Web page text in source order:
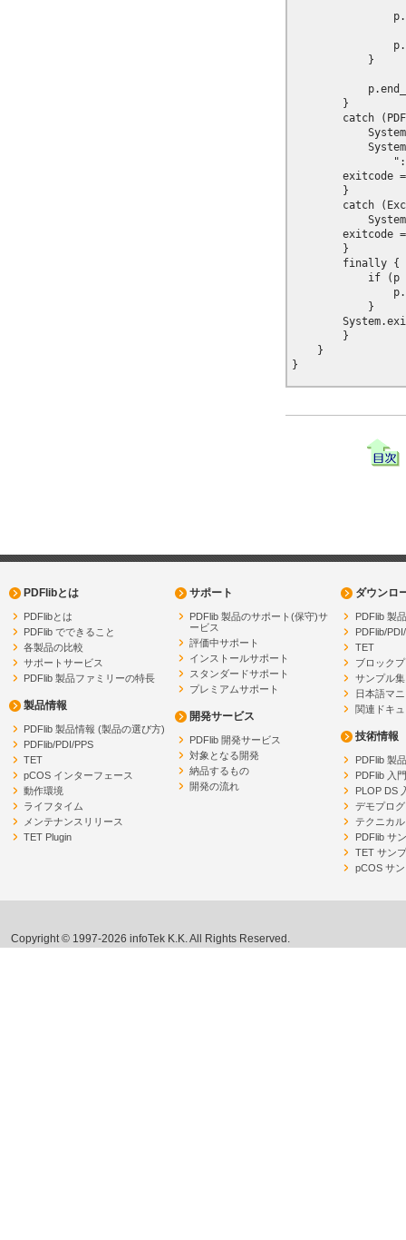
            }
        }
catch
exitcode
        }
catch
exitcode
        }
        finally {
if (p
            }
        }
    }
PDFlibとは
PDFlibとは
PDFlib でできること
各製品の比較
サポートサービス
PDFlib 製品ファミリーの特長
製品情報
PDFlib 製品情報 (製品の選び方)
PDFlib/PDI/PPS
TET
pCOS インターフェース
動作環境
ライフタイム
メンテナンスリリース
TET Plugin
サポート
PDFlib 製品のサポート(保守)サ
ービス
評価中サポート
インストールサポート
スタンダードサポート
プレミアムサポート
開発サービス
PDFlib 開発サービス
対象となる開発
納品するもの
開発の流れ
ダウンロ
PDFlib 製
PDFlib/
TET
ブロック
サンプル集
日本語マ
関連ドキ
技術情報
PDFlib 製
PDFlib 入門
PLOP DS
デモプロ
テクニカ
PDFlib サ
TET サン
pCOS サ
Copyright © 1997-2026 infoTek K.K. All Rights Reserved.